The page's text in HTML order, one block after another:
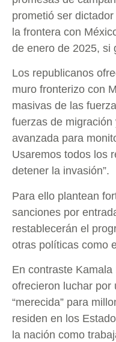
prometió ser
la frontera con
de enero de 2025, si
Los republicanos
muro fronterizo con
masivas de las
fuerzas de
avanzada para
Usaremos todos los
detener la invasión”.
Para ello plantean
sanciones por
restablecerán el
otras políticas como
En contraste
ofrecieron luchar por
“merecida” para
residen en los
la nación como